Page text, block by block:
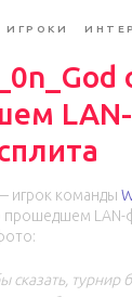
ИГРОКИ
игрок команды
прошедшем LAN-
сказать, турнир